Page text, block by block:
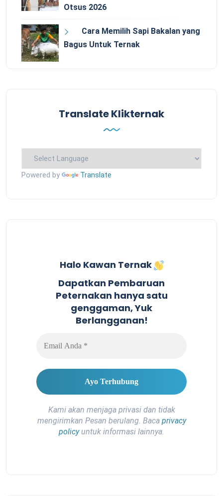
Otsus 2026
Cara Memilih Sapi Bakalan yang
Bagus Untuk Ternak
Translate Klikternak
Powered by Translate
Halo Kawan Ternak
Dapatkan Pembaruan
Peternakan hanya satu
genggaman, Yuk
Berlangganan!
Kami akan menjaga privasi dan tidak
mengirimkan Pesan berulang. Baca privacy
policyuntuk informasi lainnya.